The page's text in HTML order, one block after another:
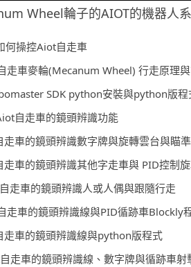
Wheel輪子的AIOT的機器人
何操控Aiot自走車
走車麥輪(Mecanum Wheel) 行走
SDK python安裝與python版
Aiot自走車的鏡頭辨識功能
走車的鏡頭辨識數字牌與旋轉雲台
走車的鏡頭辨識其他字走車與 PID
走車的鏡頭辨識人或人偶與跟隨
自走車的鏡頭辨識線與PID循跡車
自走車的鏡頭辨識線與python版程
自走車的鏡頭辨識線、數字牌與循